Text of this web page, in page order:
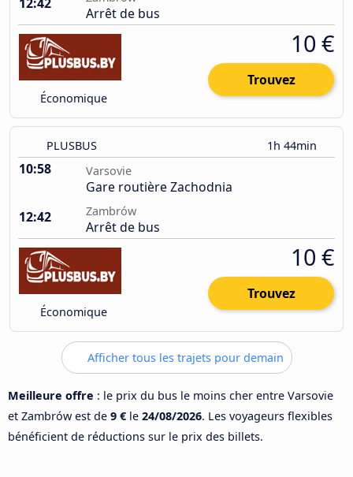
Arrêt de bus
Économique
10 €
Trouvez
PLUSBUS 1h 44min
10:58 Varsovie
Gare routière Zachodnia
12:42
Zambrów
Arrêt de bus
Économique
10 €
Trouvez
Afficher tous les trajets pour demain
Meilleure offre : le prix du bus le moins cher entre Varsovie
et Zambrów est de 9 € le 24/08/2026. Les voyageurs flexibles
bénéficient de réductions sur le prix des billets.